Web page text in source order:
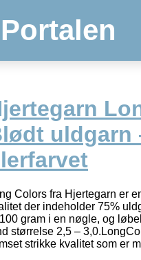
uldgarn
Colors fra Hjertegarn er
der indeholder 75%
gram i en nøgle, og
størrelse 2,5 –
strikke kvalitet som er